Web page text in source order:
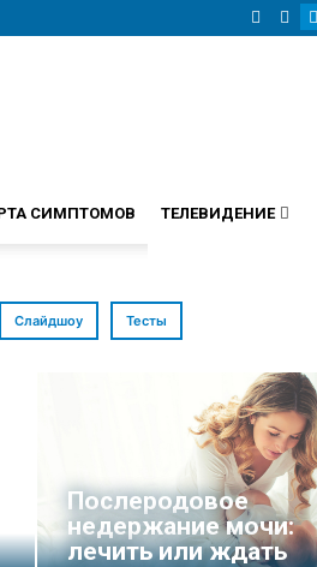
СИМПТОМОВ ТЕЛЕВИДЕНИЕ
Слайдшоу Тесты
Послеродовое
недержание мочи:
лечить или ждать